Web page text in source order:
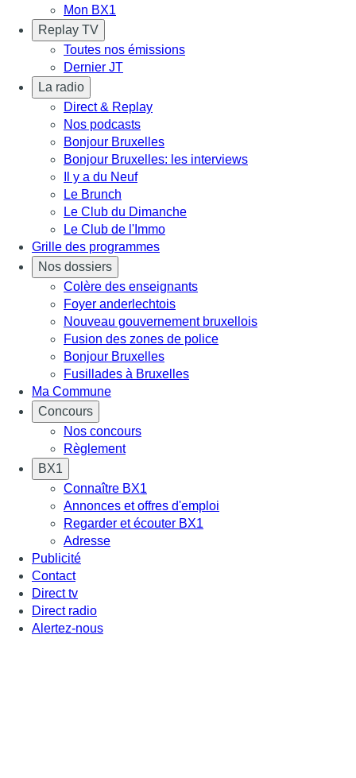
Mon BX1
Replay TV
Toutes nos émissions
Dernier JT
La radio
Direct & Replay
Nos podcasts
Bonjour Bruxelles
Bonjour Bruxelles: les interviews
Il y a du Neuf
Le Brunch
Le Club du Dimanche
Le Club de l'Immo
Grille des programmes
Nos dossiers
Colère des enseignants
Foyer anderlechtois
Nouveau gouvernement bruxellois
Fusion des zones de police
Bonjour Bruxelles
Fusillades à Bruxelles
Ma Commune
Concours
Nos concours
Règlement
BX1
Connaître BX1
Annonces et offres d'emploi
Regarder et écouter BX1
Adresse
Publicité
Contact
Direct tv
Direct radio
Alertez-nous